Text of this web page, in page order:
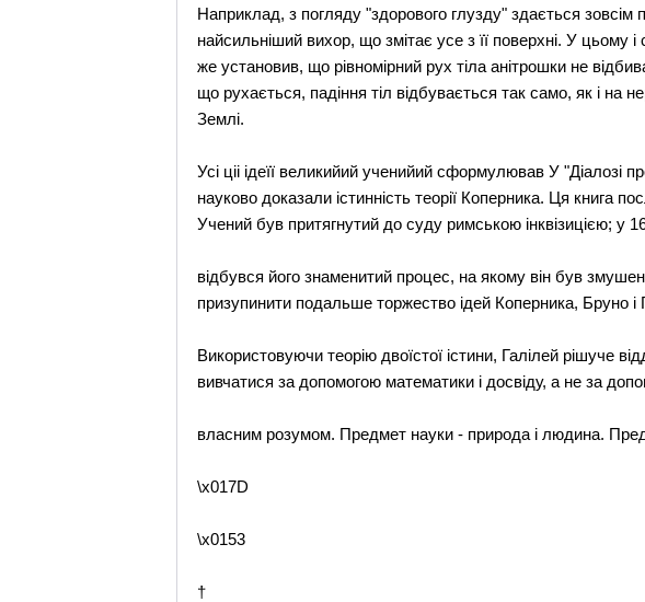
Наприклад, з погляду "здорового глузду" здається
найсильніший вихор, що змітає усе з її поверхні. У цьому
же установив, що рівномірний рух тіла анітрошки не
що рухається, падіння тіл відбувається так само, як і на
Землі.
Усі ціі ідеїї великийий ученийий сформулював У "Діалозі
науково доказали істинність теорії Коперника. Ця книга
Учений був притягнутий до суду римською інквізицією; у
відбувся його знаменитий процес, на якому він був
призупинити подальше торжество ідей Коперника, Бруно
Використовуючи теорію двоїстої істини, Галілей рішуче
вивчатися за допомогою математики і досвіду, а не за
власним розумом. Предмет науки - природа і людина.
\x017D
\x0153
†